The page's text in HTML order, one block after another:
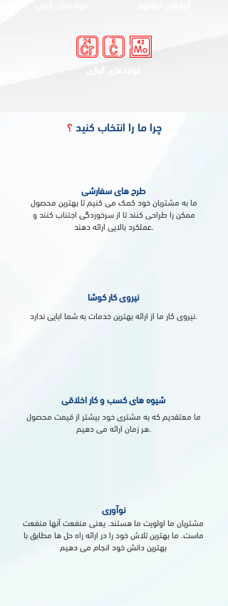
چرا ما را انتخاب کنید ؟
طرح های سفارشی
ما به مشتریان خود کمک می کنیم تا بهترین محصول
ممکن را طراحی کنند تا از سرخوردگی اجتناب کنند و
عملکرد بالایی ارائه دهند.
نیروی کار کوشا
نیروی کار ما از ارائه بهترین خدمات به شما ابایی ندارد.
شیوه های کسب و کار اخلاقی
ما معتقدیم که به مشتری خود بیشتر از قیمت محصول
هر زمان ارائه می دهیم.
نوآوری
مشتریان ما اولویت ما هستند. یعنی منفعت آنها منفعت
ماست. ما بهترین تلاش خود را در ارائه راه حل ها مطابق با
بهترین دانش خود انجام می دهیم